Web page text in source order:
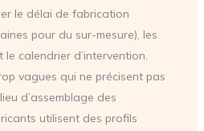
le délai de fabrication
pour du sur-mesure), les
calendrier d’intervention.
vagues qui ne précisent pas
d’assemblage des
utilisent des profils